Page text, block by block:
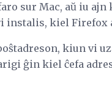
sur Mac, aŭ iu
instalis, kiel Firefox
kiun vi
ĝin kiel ĉefa